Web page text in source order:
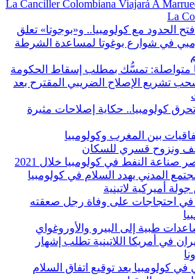
La Canciller Colombiana Viajará A
La
فتح الحدود مع كولومبيا.. و«بوجوتا» تعلق
في شوارع بوغوتا لمساعدة الشرطة
متواصلة: تمسُّك بمطلب إسقاط الحكومة
تشريع الإصلاح الضريبي المقترح بعد
كولومبيا.. حكاية إصلاحات مثيرة
بين المغرب وكولومبيا
ونزوح قسري للسكان
صناعة النفط في كولومبيا خلال 2021
المدني يهدد السلام في كولومبيا
أميركية لاتينية
في احتجاجات على وفاة رجل صعقته
طبية إلى البيرو والأوروغواي
في أمريكا اللاتينية تطلب إشهار
كولومبيا بعد توقيع اتفاق السلام